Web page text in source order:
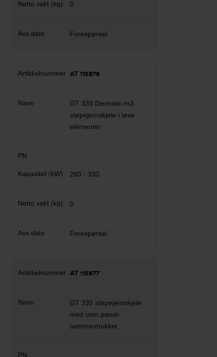
0
Forespørsel
AT 115876
GT 339 Diematic-m3
støpejernskjele i løse
elementer
280 - 330
0
Forespørsel
AT 115877
GT 335 støpejernskjele
med uten panel-
sammentrukket